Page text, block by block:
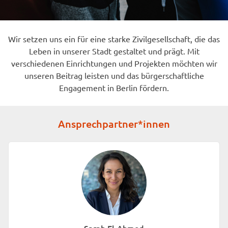
Wir setzen uns ein für eine starke Zivilgesellschaft, die das
Leben in unserer Stadt gestaltet und prägt. Mit
verschiedenen Einrichtungen und Projekten möchten wir
unseren Beitrag leisten und das bürgerschaftliche
Engagement in Berlin fördern.
Ansprechpartner*innen